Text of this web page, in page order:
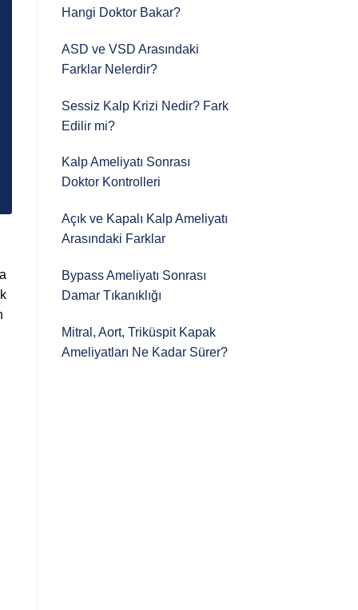
Hangi Doktor Bakar?
ASD ve VSD Arasındaki
Farklar Nelerdir?
Sessiz Kalp Krizi Nedir? Fark
Edilir mi?
Kalp Ameliyatı Sonrası
Doktor Kontrolleri
Açık ve Kapalı Kalp Ameliyatı
Arasındaki Farklar
Bypass Ameliyatı Sonrası
Damar Tıkanıklığı
Mitral, Aort, Triküspit Kapak
Ameliyatları Ne Kadar Sürer?